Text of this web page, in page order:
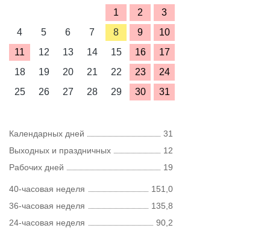
1
2
3
4
5 6 7 8 9
10
11
12 13 14 15 16
17
18
19 20 21 22 23
24
25
26 27 28 29 30 31
Календарных дней
31
Выходных и праздничных
12
Рабочих дней
19
40-часовая неделя
151,0
36-часовая неделя
135,8
24-часовая неделя
90,2